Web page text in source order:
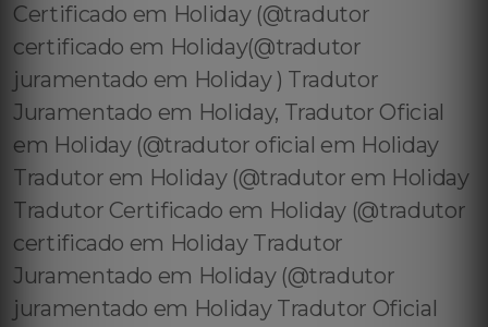
Certificado em Holiday (@tradutor
certificado em Holiday(@tradutor
juramentado em Holiday ) Tradutor
Juramentado em Holiday, Tradutor Oficial
em Holiday (@tradutor oficial em Holiday
Tradutor em Holiday (@tradutor em Holiday
Tradutor Certificado em Holiday (@tradutor
certificado em Holiday Tradutor
Juramentado em Holiday (@tradutor
juramentado em Holiday Tradutor Oficial